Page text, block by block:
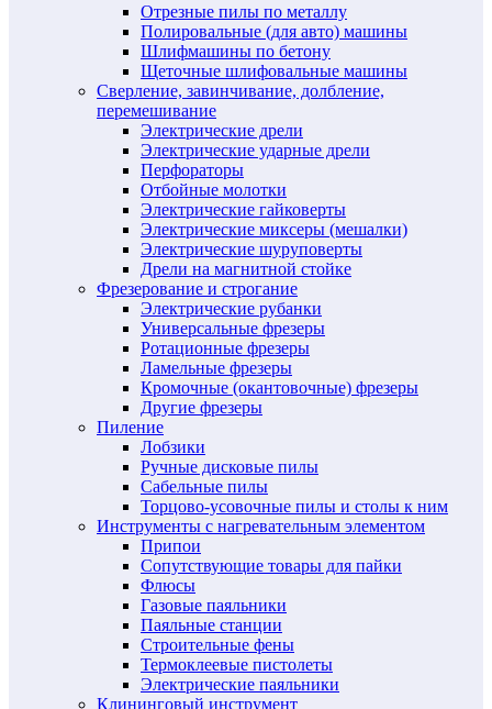
Отрезные пилы по металлу
Полировальные (для авто) машины
Шлифмашины по бетону
Щеточные шлифовальные машины
Сверление, завинчивание, долбление,
перемешивание
Электрические дрели
Электрические ударные дрели
Перфораторы
Отбойные молотки
Электрические гайковерты
Электрические миксеры (мешалки)
Электрические шуруповерты
Дрели на магнитной стойке
Фрезерование и строгание
Электрические рубанки
Универсальные фрезеры
Ротационные фрезеры
Ламельные фрезеры
Кромочные (окантовочные) фрезеры
Другие фрезеры
Пиление
Лобзики
Ручные дисковые пилы
Сабельные пилы
Торцово-усовочные пилы и столы к ним
Инструменты с нагревательным элементом
Припои
Сопутствующие товары для пайки
Флюсы
Газовые паяльники
Паяльные станции
Строительные фены
Термоклеевые пистолеты
Электрические паяльники
Клининговый инструмент